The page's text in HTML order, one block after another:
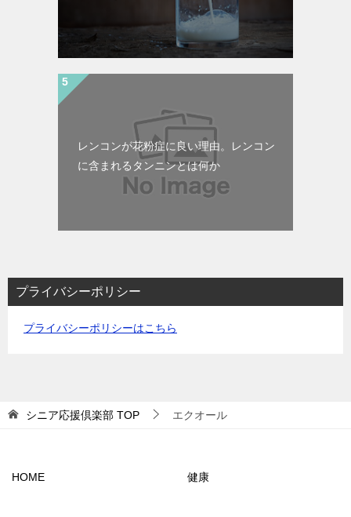
レンコンが花粉症に良い理由。レンコン
に含まれるタンニンとは何か
プライバシーポリシー
プライバシーポリシーはこちら
シニア応援倶楽部 TOP エクオール
HOME 健康